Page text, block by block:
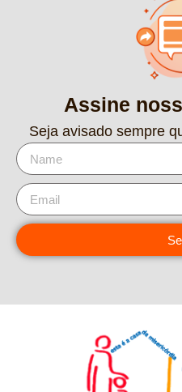
Assine
Seja avisado sempre